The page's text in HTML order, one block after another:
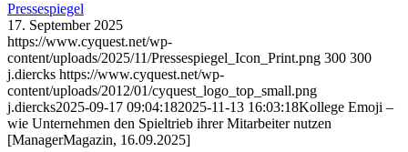
Pressespiegel
17. September 2025
https://www.cyquest.net/wp-
content/uploads/2025/11/Pressespiegel_Icon_Print.png 300 300
j.diercks https://www.cyquest.net/wp-
content/uploads/2012/01/cyquest_logo_top_small.png
j.diercks2025-09-17 09:04:182025-11-13 16:03:18Kollege Emoji –
wie Unternehmen den Spieltrieb ihrer Mitarbeiter nutzen
[ManagerMagazin, 16.09.2025]